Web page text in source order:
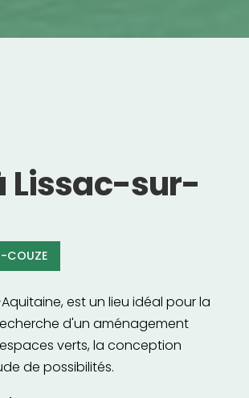
Lissac-sur-
COUZE
est un lieu idéal pour la
d'un aménagement
verts, la conception
de possibilités.